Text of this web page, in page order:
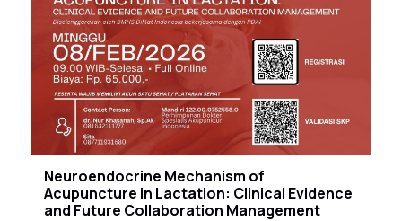
Neuroendocrine Mechanism of
Acupuncture in Lactation: Clinical Evidence
and Future Collaboration Management